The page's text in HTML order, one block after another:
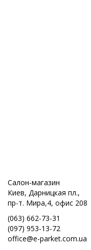
Салон-магазин
Киев, Дарницкая пл.,
пр-т. Мира,4, офис 208
(063) 662-73-31
(097) 953-13-72
office@e-parket.com.ua